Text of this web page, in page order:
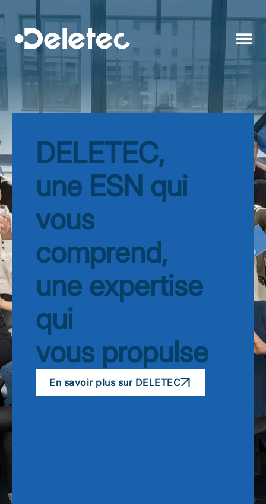
DELETEC,
une ESN qui
vous
comprend,
une expertise
qui
vous propulse
En savoir plus sur DELETEC